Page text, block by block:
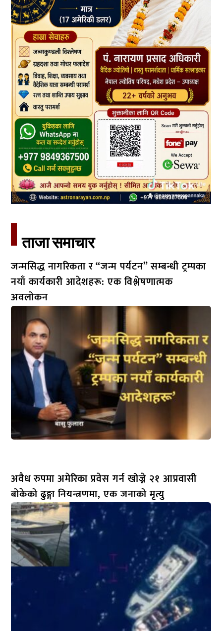
ताजा समाचार​
जन्मसिद्ध नागरिकता र “जन्म पर्यटन” सम्बन्धी ट्रम्पका
नयाँ कार्यकारी आदेशहरू: एक विश्लेषणात्मक
अवलोकन
अवैध रुपमा अमेरिका प्रवेस गर्न खोज्ने २१ आप्रवासी
बोकेको ढुङ्गा नियन्त्रणमा, एक जनाको मृत्यु